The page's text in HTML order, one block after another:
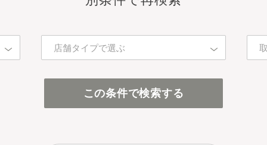
店舗タイプで選ぶ
アインズ＆トルペ（カウンセリング）
この条件で検索する